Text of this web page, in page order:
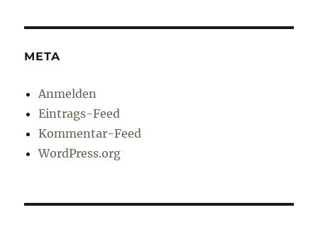
META
Anmelden
Eintrags-Feed
Kommentar-Feed
WordPress.org